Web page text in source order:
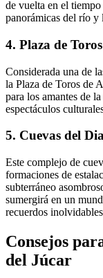
de vuelta en el
panorámicas del río y
4. Plaza de
Considerada una de
la Plaza de Toros de
para los amantes de
espectáculos
5. Cuevas del
Este complejo de
formaciones de
subterráneo
sumergirá en un
recuerdos
Consejos
del Júcar